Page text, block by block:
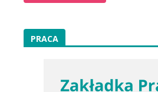
PRACA